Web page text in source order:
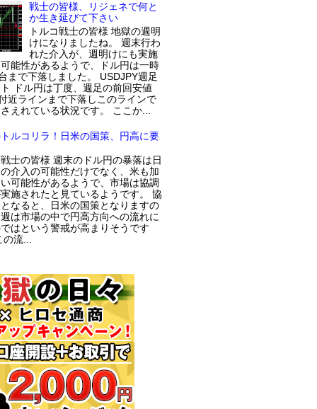
戦士の皆様、リジェネで何と
か生き延びて下さい
トルコ戦士の皆様 地獄の週明
けになりましたね。 週末行わ
れた介入が、週明けにも実施
能性があるようで、ドル円は一時
まで下落しました。 USDJPY週足
ドル円は丁度、週足の前回安値
近ラインまで下落しこのラインで
えれている状況です。 ここか...
ルコリラ！日米の国策、円高に要
士の皆様 週末のドル円の暴落は日
介入の可能性だけでなく、米も加
可能性があるようで、市場は協調
施されたと見ているようです。 協
なると、日米の国策となりますの
は市場の中で円高方向への流れに
はという警戒が高まりそうです
の流...